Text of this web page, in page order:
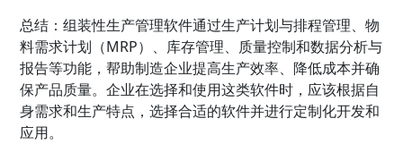
总结：组装性生产管理软件通过生产计划与排程管理、物
料需求计划（MRP）、库存管理、质量控制和数据分析与
报告等功能，帮助制造企业提高生产效率、降低成本并确
保产品质量。企业在选择和使用这类软件时，应该根据自
身需求和生产特点，选择合适的软件并进行定制化开发和
应用。